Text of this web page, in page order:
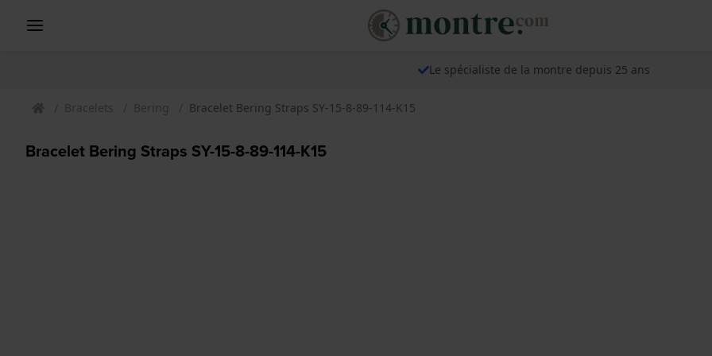
Le spécialiste de la montre depuis 25 ans
Bracelets Bering Bracelet Bering Straps SY-15-8-89-114-K15
Bracelet Bering Straps SY-15-8-89-114-K15